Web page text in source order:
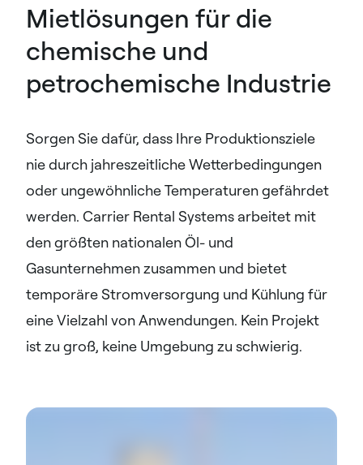
Mietlösungen für die
chemische und
petrochemische Industrie
Sorgen Sie dafür, dass Ihre Produktionsziele
nie durch jahreszeitliche Wetterbedingungen
oder ungewöhnliche Temperaturen gefährdet
werden. Carrier Rental Systems arbeitet mit
den größten nationalen Öl- und
Gasunternehmen zusammen und bietet
temporäre Stromversorgung und Kühlung für
eine Vielzahl von Anwendungen. Kein Projekt
ist zu groß, keine Umgebung zu schwierig.​